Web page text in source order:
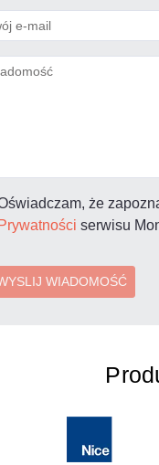
że
Prywatności serwisu
WIADOMOŚĆ